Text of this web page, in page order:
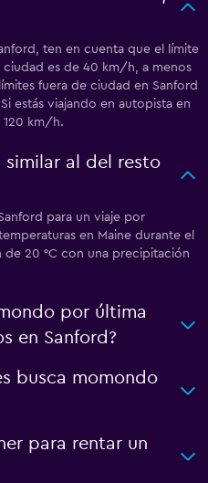
ten en cuenta que el límite
es de 40 km/h, a menos
fuera de ciudad en Sanford
estás viajando en autopista en
120 km/h.
similar al del resto
para un viaje por
en Maine durante el
20 °C con una precipitación
por última
en Sanford?
busca momondo
para rentar un